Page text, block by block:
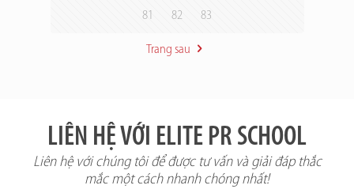
81 82 83
Trang sau
LIÊN HỆ VỚI ELITE PR SCHOOL
Liên hệ với chúng tôi để được tư vấn và giải đáp thắc
mắc một cách nhanh chóng nhất!